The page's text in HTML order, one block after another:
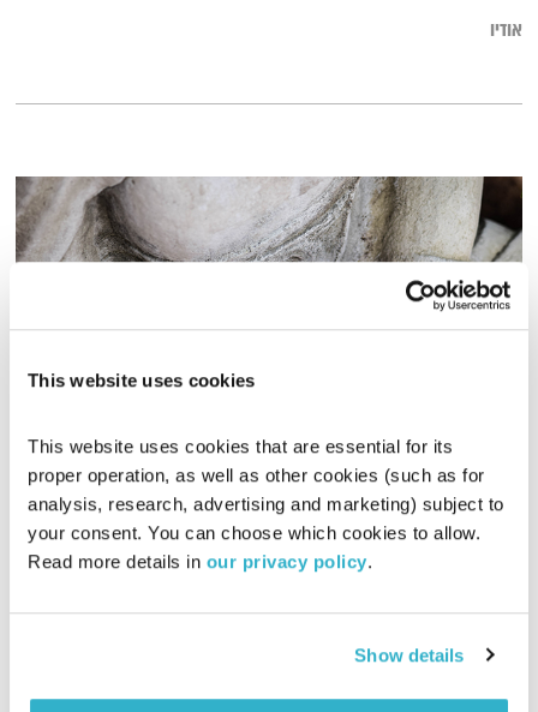
This website uses cookies
This website uses cookies that are essential for its
proper operation, as well as other cookies (such as for
analysis, research, advertising and marketing) subject to
your consent. You can choose which cookies to allow.
Read more details in our privacy policy.
Show details
אודיו
הממ"ד הרוחני – בריאות והתחלות חדשות
תרגול יומי
ניסים אמון
14.03.24
00:14:57